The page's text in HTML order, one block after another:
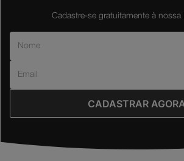
Cadastre-se gratuitamente à nossa
CADASTRAR